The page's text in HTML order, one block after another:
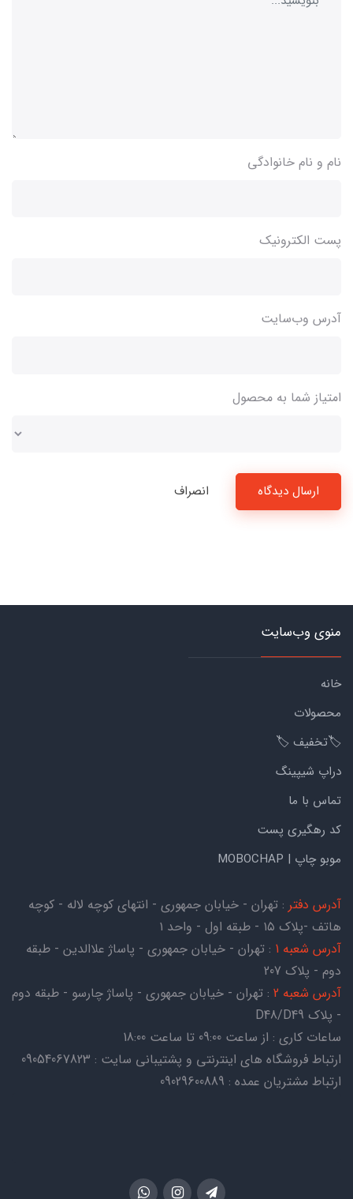
نام و نام خانوادگی
پست الکترونیک
آدرس وب‌سایت
امتیاز شما به محصول
ارسال دیدگاه انصراف
منوی وب‌سایت
خانه
محصولات
🏷️تخفیف 🏷️
دراپ شیپینگ
تماس با ما
کد رهگیری پست
موبو چاپ | MOBOCHAP
آدرس دفتر : تهران - خیابان جمهوری - انتهای کوچه لاله - کوچه
هاتف -پلاک ۱۵ - طبقه اول - واحد ۱
آدرس شعبه 1
: تهران - خیابان جمهوری - پاساژ علاالدین - طبقه
دوم - پلاک 207
آدرس شعبه 2
: تهران - خیابان جمهوری - پاساژ چارسو - طبقه دوم
- پلاک D48/D49
ساعات کاری : از ساعت 09:00 تا ساعت 18:00
ارتباط فروشگاه های اینترنتی و پشتیبانی سایت : 09054067823
ارتباط مشتریان عمده : 09029600889